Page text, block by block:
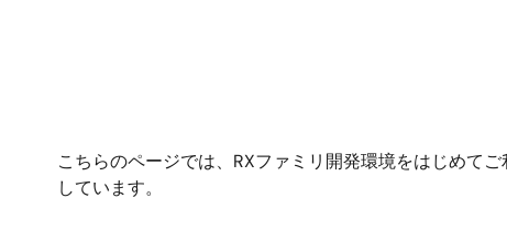
こちらのページでは、RXファミリ開発環境をはじめて
しています。